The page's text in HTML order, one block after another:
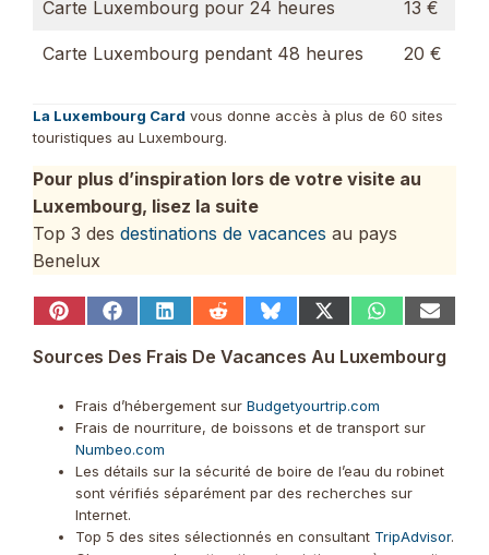
Carte Luxembourg pour 24 heures 13 €
Carte Luxembourg pendant 48 heures 20 €
La Luxembourg Card vous donne accès à plus de 60 sites
touristiques au Luxembourg.
Pour plus d’inspiration lors de votre visite au
Luxembourg, lisez la suite
Top 3 des destinations de vacances au pays
Benelux
Share
Pinterest
Share
Facebook
Share
LinkedIn
Share
Reddit
Share
Bluesky
Share
X
(Twitter)
Share
WhatsApp
Share
Email
Sources Des Frais De Vacances Au Luxembourg
Frais d’hébergement sur Budgetyourtrip.com
Frais de nourriture, de boissons et de transport sur
Numbeo.com
Les détails sur la sécurité de boire de l’eau du robinet
sont vérifiés séparément par des recherches sur
Internet.
Top 5 des sites sélectionnés en consultant TripAdvisor.